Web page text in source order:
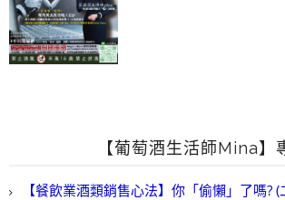
【葡萄酒生活師Mina】
【餐飲業酒類銷售心法】你「偷懶」了嗎? (